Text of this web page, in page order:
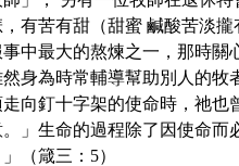
有苦有甜（甜蜜 鹹酸苦淡
中最大的熬煉之一，那時
身為時常輔導幫助別人的
向釘十字架的使命時，祂
」生命的過程除了因使命
（箴三：5）